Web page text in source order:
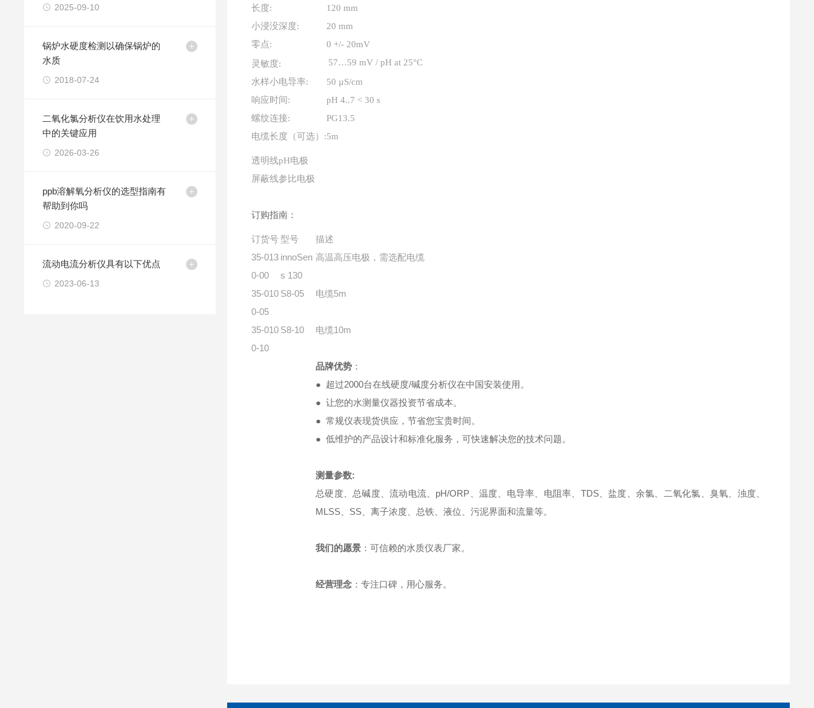
2025-09-10
锅炉水硬度检测以确保锅炉的
水质
2018-07-24
二氧化氯分析仪在饮用水处理
中的关键应用
2026-03-26
ppb溶解氧分析仪的选型指南有
帮助到你吗
2020-09-22
流动电流分析仪具有以下优点
2023-06-13
长度:
120 mm
小浸没深度:
20 mm
零点:
0 +/- 20mV
灵敏度:
57…59 mV / pH at 25°C
水样小电导率: 50 µS/cm
响应时间:
pH 4..7 < 30 s
螺纹连接:
PG13.5
电缆长度（可选） :5m
透明线pH电极
屏蔽线参比电极
订购指南：
订货号 型号
描述
35-013
0-00
innoSen
s 130
高温高压电极，需选配电缆
35-010
0-05
S8-05 电缆5m
35-010
0-10
S8-10 电缆10m
品牌优势 ：
● 超过2000台在线硬度/碱度分析仪在中国安装使用。
● 让您的水测量仪器投资节省成本。
● 常规仪表现货供应，节省您宝贵时间。
● 低维护的产品设计和标准化服务，可快速解决您的技术问题。
测量参数:
总硬度、总碱度、流动电流、pH/ORP、温度、电导率、电阻率、TDS、盐度、余氯、二氧化氯、臭氧、浊度、
MLSS、SS、离子浓度、总铁、液位、污泥界面和流量等。
我们的愿景 ：可信赖的水质仪表厂家。
经营理念 ：专注口碑，用心服务。